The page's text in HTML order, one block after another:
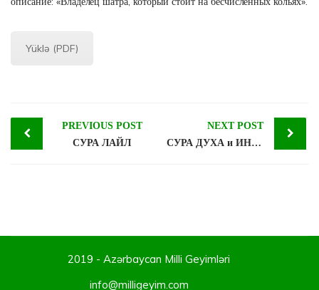
Yüklə (PDF)
Post
navigation
PREVIOUS POST
СУРА ЛАЙЛ
NEXT POST
СУРА ДУХА и ИНШИРАХ
2019 - Azərbaycan Milli Geyimləri
info@milligeyim.com